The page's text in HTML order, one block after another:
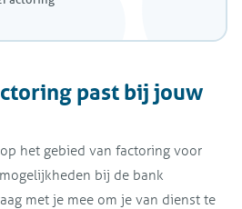
past bij jouw
het gebied van factoring voor
bij de bank
met je mee om je van dienst te